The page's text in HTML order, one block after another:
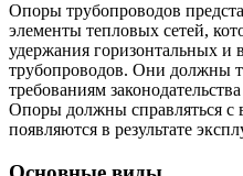
Опоры трубопроводов
элементы тепловых сетей,
удержания горизонтальных и
трубопроводов. Они должны
требованиям
Опоры должны справляться с
появляются в результате